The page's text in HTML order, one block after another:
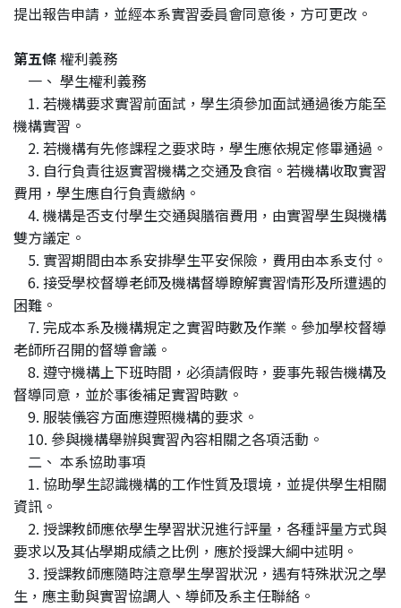
提出報告申請，並經本系實習委員會同意後，方可更改。
第五條權利義務
一、 學生權利義務
1. 若機構要求實習前面試，學生須參加面試通過後方能至
機構實習。
2. 若機構有先修課程之要求時，學生應依規定修畢通過。
3. 自行負責往返實習機構之交通及食宿。若機構收取實習
費用，學生應自行負責繳納。
4. 機構是否支付學生交通與膳宿費用，由實習學生與機構
雙方議定。
5. 實習期間由本系安排學生平安保險，費用由本系支付。
6. 接受學校督導老師及機構督導瞭解實習情形及所遭遇的
困難。
7. 完成本系及機構規定之實習時數及作業。參加學校督導
老師所召開的督導會議。
8. 遵守機構上下班時間，必須請假時，要事先報告機構及
督導同意，並於事後補足實習時數。
9. 服裝儀容方面應遵照機構的要求。
10. 參與機構舉辦與實習內容相關之各項活動。
二、 本系協助事項
1. 協助學生認識機構的工作性質及環境，並提供學生相關
資訊。
2. 授課教師應依學生學習狀況進行評量，各種評量方式與
要求以及其佔學期成績之比例，應於授課大綱中述明。
3. 授課教師應隨時注意學生學習狀況，遇有特殊狀況之學
生，應主動與實習協調人、導師及系主任聯絡。